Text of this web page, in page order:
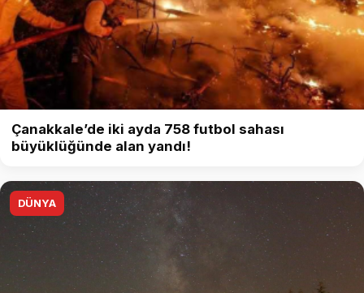
Çanakkale’de iki ayda 758 futbol sahası
büyüklüğünde alan yandı!
DÜNYA